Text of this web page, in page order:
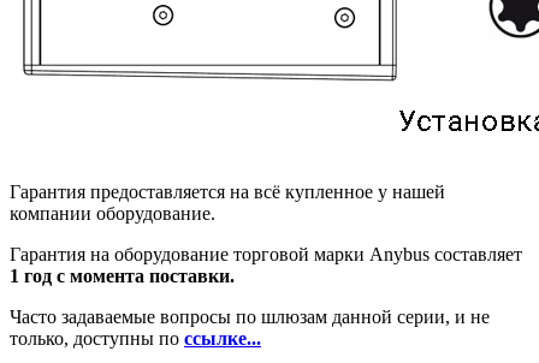
Гарантия предоставляется на всё купленное у нашей
компании оборудование.
Гарантия на оборудование торговой марки Anybus составляет
1 год с момента поставки.
Часто задаваемые вопросы по шлюзам данной серии, и не
только, доступны по ссылке...